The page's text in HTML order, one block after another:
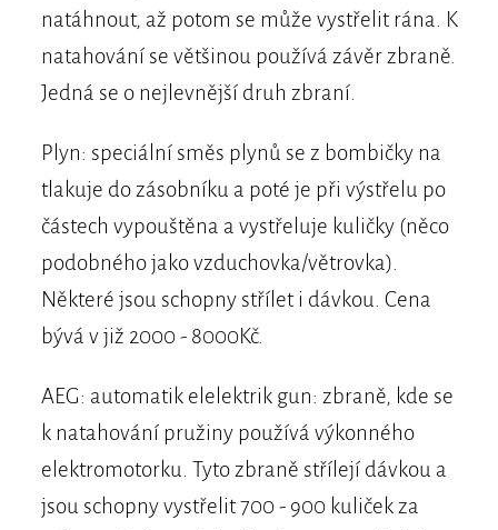
natáhnout, až potom se může vystřelit rána. K
natahování se většinou používá závěr zbraně.
Jedná se o nejlevnější druh zbraní.
Plyn: speciální směs plynů se z bombičky na
tlakuje do zásobníku a poté je při výstřelu po
částech vypouštěna a vystřeluje kuličky (něco
podobného jako vzduchovka/větrovka).
Některé jsou schopny střílet i dávkou. Cena
bývá v již 2000 - 8000Kč.
AEG: automatik elelektrik gun: zbraně, kde se
k natahování pružiny používá výkonného
elektromotorku. Tyto zbraně střílejí dávkou a
jsou schopny vystřelit 700 - 900 kuliček za